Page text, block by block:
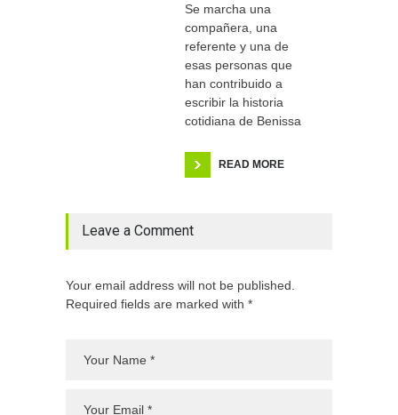
Se marcha una
compañera, una
referente y una de
esas personas que
han contribuido a
escribir la historia
cotidiana de Benissa
READ MORE
Leave a Comment
Your email address will not be published.
Required fields are marked with *